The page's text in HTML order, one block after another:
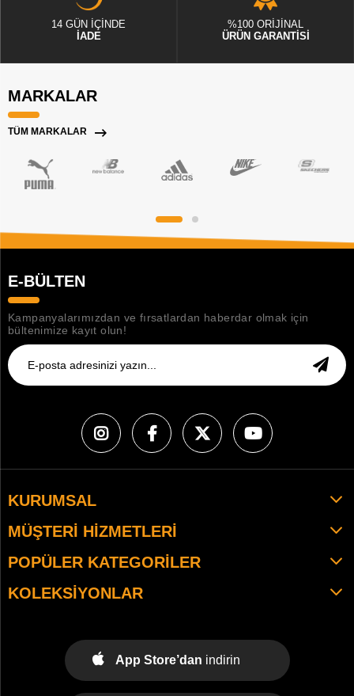
14 GÜN İÇİNDE
İADE
%100 ORİJİNAL
ÜRÜN GARANTİSİ
MARKALAR
TÜM MARKALAR
E-BÜLTEN
Kampanyalarımızdan ve fırsatlardan haberdar olmak için
bültenimize kayıt olun!
KURUMSAL
MÜŞTERI HIZMETLERI
POPÜLER KATEGORILER
KOLEKSIYONLAR
App Store’dan indirin